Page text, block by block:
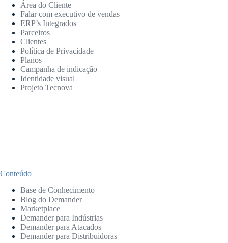
Área do Cliente
Falar com executivo de vendas
ERP’s Integrados
Parceiros
Clientes
Política de Privacidade
Planos
Campanha de indicação
Identidade visual
Projeto Tecnova
Conteúdo
Base de Conhecimento
Blog do Demander
Marketplace
Demander para Indústrias
Demander para Atacados
Demander para Distribuidoras